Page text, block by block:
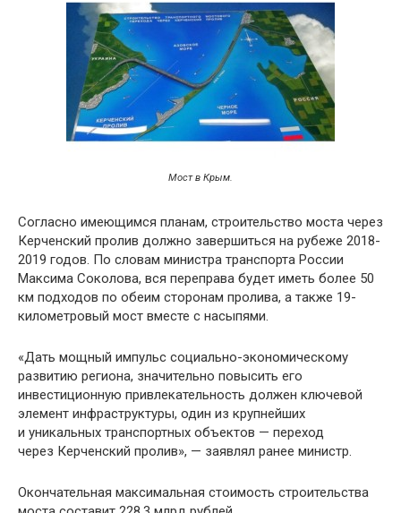
Мост в Крым.
Согласно имеющимся планам, строительство моста через
Керченский пролив должно завершиться на рубеже 2018-
2019 годов. По словам министра транспорта России
Максима Соколова, вся переправа будет иметь более 50
км подходов по обеим сторонам пролива, а также 19-
километровый мост вместе с насыпями.
«Дать мощный импульс социально-экономическому
развитию региона, значительно повысить его
инвестиционную привлекательность должен ключевой
элемент инфраструктуры, один из крупнейших
и уникальных транспортных объектов — переход
через Керченский пролив», — заявлял ранее министр.
Окончательная максимальная стоимость строительства